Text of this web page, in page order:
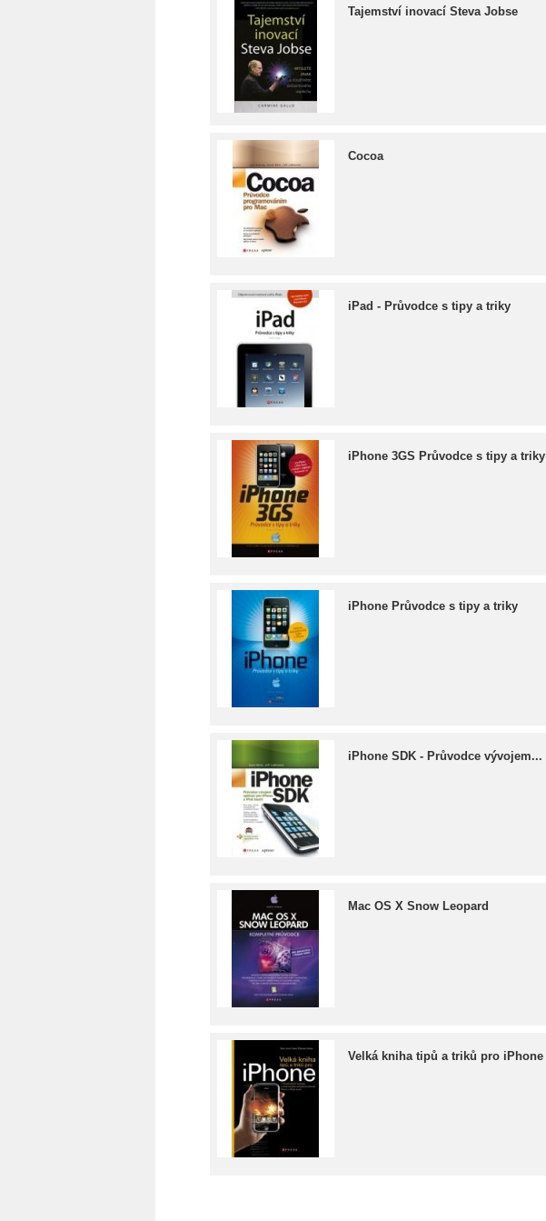
Tajemství inovací Steva Jobse
Cocoa
iPad - Průvodce s tipy a triky
iPhone 3GS Průvodce s tipy a triky
iPhone Průvodce s tipy a triky
iPhone SDK - Průvodce vývojem...
Mac OS X Snow Leopard
Velká kniha tipů a triků pro iPhone